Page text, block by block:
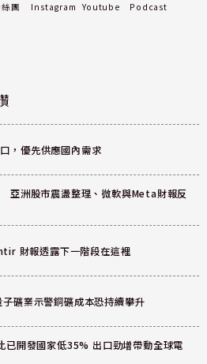
團 Instagram Youtube Podcast
，優先供應國內需求
亞洲股市震盪整理、微軟與Meta財報反
財報透露下一階段在這裡
礦業示警銅礦成本恐持續攀升
已開發國家低35% 出口勁增帶動全球電